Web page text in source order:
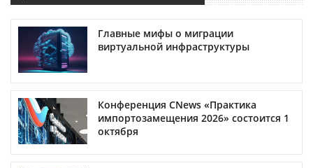
Главные мифы о миграции
виртуальной инфраструктуры
Конференция CNews «Практика
импортозамещения 2026» состоится 1
октября